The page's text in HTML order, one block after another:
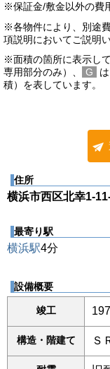
※保証金/敷金以外の費
※各物件により、別途
項説明においてご説明
※面積の箇所に表示し
専用部分のみ）、
G
積）を表しています。
住所
横浜市西区北幸1-
最寄り駅
横浜駅4分
設備概要
竣工
構造・階建て Ｓ